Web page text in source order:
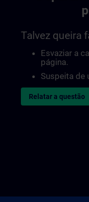
Talvez queira
Esvaziar a
página.
Suspeita de
Relatar a questão